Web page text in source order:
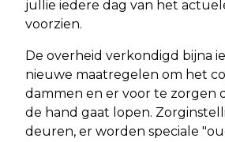
jullie iedere dag van het
voorzien.
De overheid verkondigd bijna
nieuwe maatregelen om het
dammen en er voor te zorgen
de hand gaat lopen.
deuren, er worden speciale